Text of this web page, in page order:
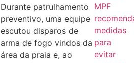
Durante patrulhamento
preventivo, uma equipe
escutou disparos de
arma de fogo vindos da
área da praia e, ao
MPF
medidas
para
evitar